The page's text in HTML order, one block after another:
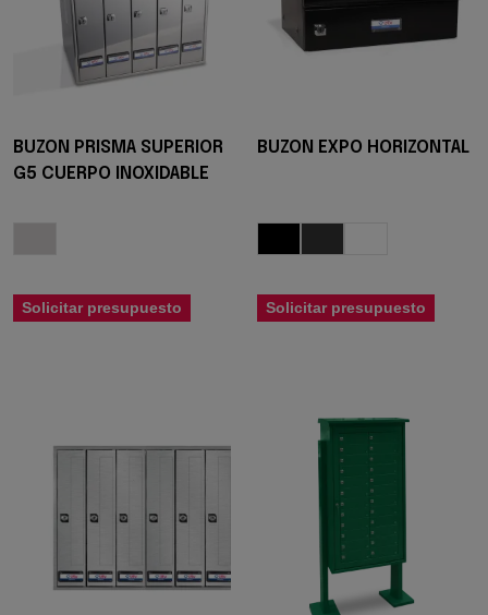
BUZON PRISMA SUPERIOR
G5 CUERPO INOXIDABLE
Solicitar presupuesto
BUZON EXPO HORIZONTAL
Solicitar presupuesto